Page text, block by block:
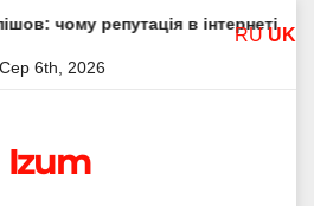
в інтернеті вирішує все
6th, 2026
Izum
RU UK